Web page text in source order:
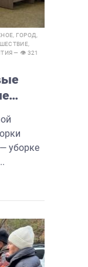
ГОРОД
,
— 👁 321
уборке